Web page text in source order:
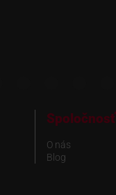
Spoločnosť
O nás
Blog